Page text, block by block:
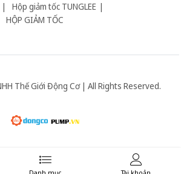
Hộp giảm tốc TUNGLEE
HỘP GIẢM TỐC
Thế Giới Động Cơ | All Rights Reserved.
Giữ liên lạc: